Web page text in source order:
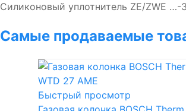
Силиконовый уплотнитель ZE/ZWE …-
Самые продаваемые
Быстрый просмотр